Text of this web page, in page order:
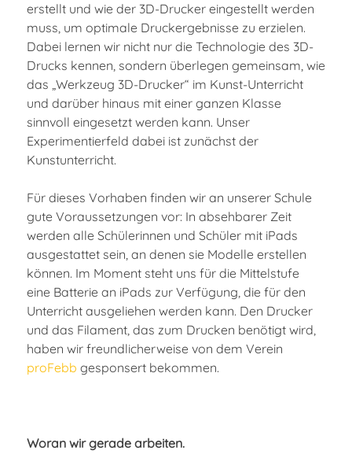
erstellt und wie der 3D-Drucker eingestellt werden
muss, um optimale Druckergebnisse zu erzielen.
Dabei lernen wir nicht nur die Technologie des 3D-
Drucks kennen, sondern überlegen gemeinsam, wie
das „Werkzeug 3D-Drucker“ im Kunst-Unterricht
und darüber hinaus mit einer ganzen Klasse
sinnvoll eingesetzt werden kann. Unser
Experimentierfeld dabei ist zunächst der
Kunstunterricht.
Für dieses Vorhaben finden wir an unserer Schule
gute Voraussetzungen vor: In absehbarer Zeit
werden alle Schülerinnen und Schüler mit iPads
ausgestattet sein, an denen sie Modelle erstellen
können. Im Moment steht uns für die Mittelstufe
eine Batterie an iPads zur Verfügung, die für den
Unterricht ausgeliehen werden kann. Den Drucker
und das Filament, das zum Drucken benötigt wird,
haben wir freundlicherweise von dem Verein
proFebb gesponsert bekommen.
Woran wir gerade arbeiten.